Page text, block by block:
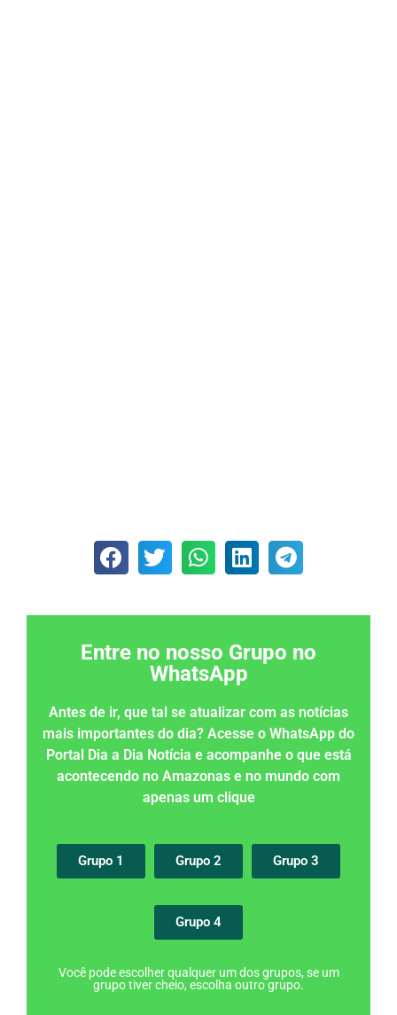
Entre no nosso Grupo no
WhatsApp
Antes de ir, que tal se atualizar com as notícias
mais importantes do dia? Acesse o WhatsApp do
Portal Dia a Dia Notícia e acompanhe o que está
acontecendo no Amazonas e no mundo com
apenas um clique
Grupo 1 Grupo 2 Grupo 3
Grupo 4
Você pode escolher qualquer um dos grupos, se um
grupo tiver cheio, escolha outro grupo.